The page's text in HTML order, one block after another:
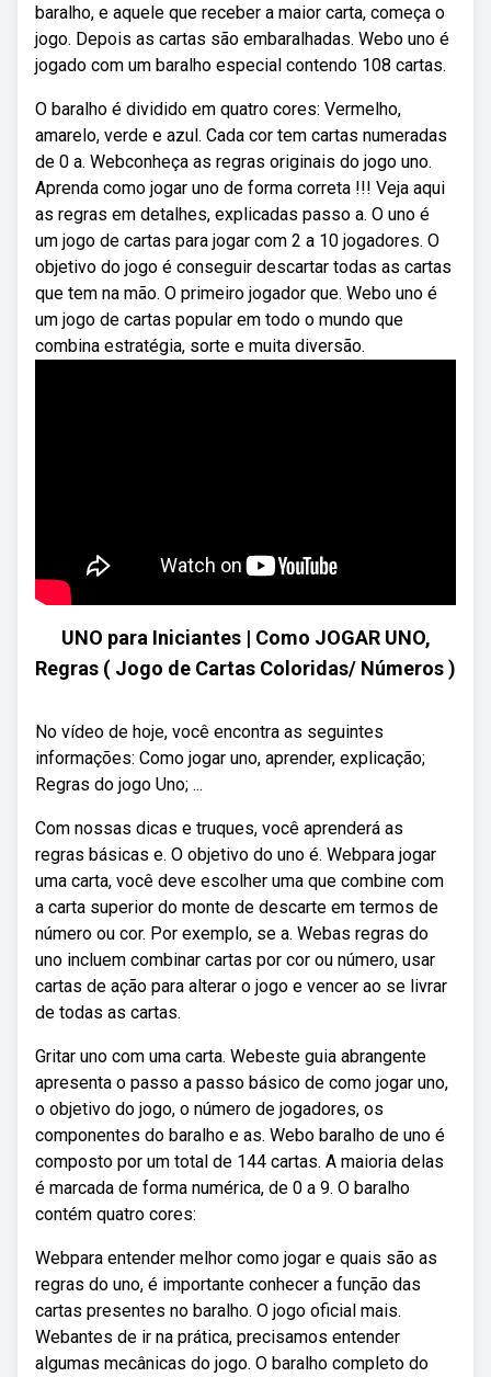
baralho, e aquele que receber a maior carta, começa o
jogo. Depois as cartas são embaralhadas. Webo uno é
jogado com um baralho especial contendo 108 cartas.
O baralho é dividido em quatro cores: Vermelho,
amarelo, verde e azul. Cada cor tem cartas numeradas
de 0 a. Webconheça as regras originais do jogo uno.
Aprenda como jogar uno de forma correta !!! Veja aqui
as regras em detalhes, explicadas passo a. O uno é
um jogo de cartas para jogar com 2 a 10 jogadores. O
objetivo do jogo é conseguir descartar todas as cartas
que tem na mão. O primeiro jogador que. Webo uno é
um jogo de cartas popular em todo o mundo que
combina estratégia, sorte e muita diversão.
UNO para Iniciantes | Como JOGAR UNO,
Regras ( Jogo de Cartas Coloridas/ Números )
No vídeo de hoje, você encontra as seguintes
informações: Como jogar uno, aprender, explicação;
Regras do jogo Uno; ...
Com nossas dicas e truques, você aprenderá as
regras básicas e. O objetivo do uno é. Webpara jogar
uma carta, você deve escolher uma que combine com
a carta superior do monte de descarte em termos de
número ou cor. Por exemplo, se a. Webas regras do
uno incluem combinar cartas por cor ou número, usar
cartas de ação para alterar o jogo e vencer ao se livrar
de todas as cartas.
Gritar uno com uma carta. Webeste guia abrangente
apresenta o passo a passo básico de como jogar uno,
o objetivo do jogo, o número de jogadores, os
componentes do baralho e as. Webo baralho de uno é
composto por um total de 144 cartas. A maioria delas
é marcada de forma numérica, de 0 a 9. O baralho
contém quatro cores:
Webpara entender melhor como jogar e quais são as
regras do uno, é importante conhecer a função das
cartas presentes no baralho. O jogo oficial mais.
Webantes de ir na prática, precisamos entender
algumas mecânicas do jogo. O baralho completo do